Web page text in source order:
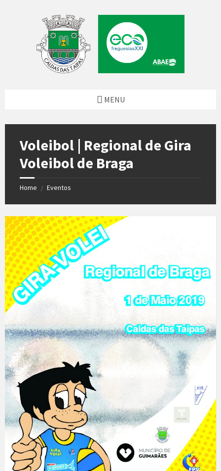
MENU
Voleibol | Regional de Gira
Voleibol de Braga
Home / Eventos